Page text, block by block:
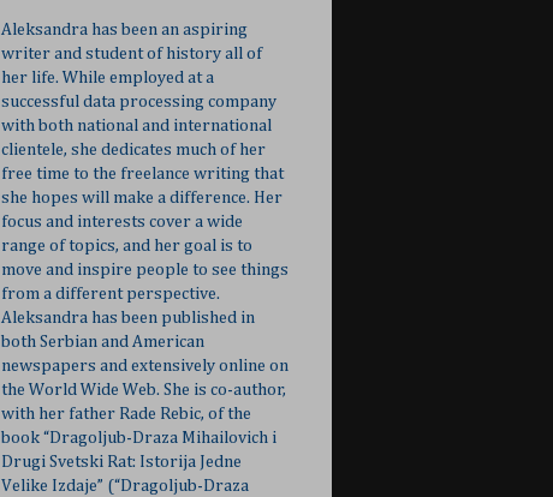
Aleksandra has been an aspiring
writer and student of history all of
her life. While employed at a
successful data processing company
with both national and international
clientele, she dedicates much of her
free time to the freelance writing that
she hopes will make a difference. Her
focus and interests cover a wide
range of topics, and her goal is to
move and inspire people to see things
from a different perspective.
Aleksandra has been published in
both Serbian and American
newspapers and extensively online on
the World Wide Web. She is co-author,
with her father Rade Rebic, of the
book “Dragoljub-Draza Mihailovich i
Drugi Svetski Rat: Istorija Jedne
Velike Izdaje” (“Dragoljub-Draza